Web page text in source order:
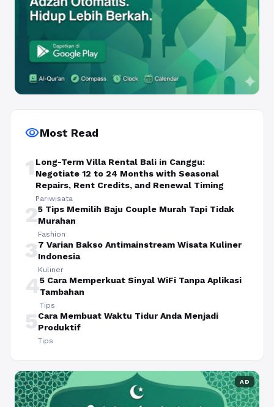
visibilityMost Read
1 Long-Term Villa Rental Bali in Canggu:
Negotiate 12 to 24 Months with Seasonal
Repairs, Rent Credits, and Renewal Timing
Pariwisata
25 Tips Memilih Baju Couple Murah Tapi Tidak
Murahan
Fashion
37 Varian Bakso Antimainstream Wisata Kuliner
Indonesia
Kuliner
45 Cara Memperkuat Sinyal WiFi Tanpa Aplikasi
Tambahan
Tips
5Cara Membuat Waktu Tidur Anda Menjadi
Produktif
Tips
AD